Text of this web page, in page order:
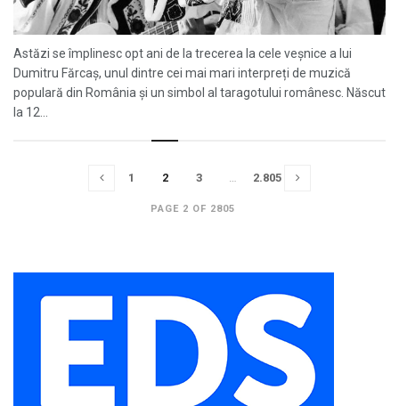
Astăzi se împlinesc opt ani de la trecerea la cele veșnice a lui
Dumitru Fărcaș, unul dintre cei mai mari interpreți de muzică
populară din România și un simbol al taragotului românesc. Născut
la 12...
PAGE 2 OF 2805
1 2 3 … 2.805